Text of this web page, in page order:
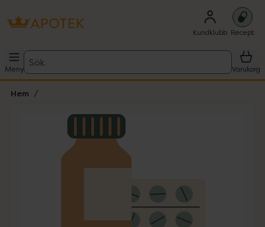
Kundklubb Recept
Meny
Sök
Varukorg
Hem
Lista: . Innehåller 1 objekt.